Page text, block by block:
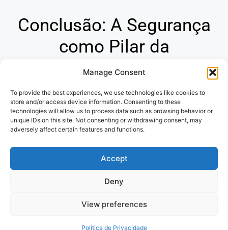
Manage Consent
To provide the best experiences, we use technologies like cookies to
store and/or access device information. Consenting to these
technologies will allow us to process data such as browsing behavior or
unique IDs on this site. Not consenting or withdrawing consent, may
adversely affect certain features and functions.
Accept
Deny
View preferences
Política de Privacidade
Conclusão: A Segurança
como Pilar da
Tranquilidade
Os seguros são ferramentas indispensáveis para
proteger seu futuro financeiro e garantir sua paz de
espírito. Ao compreender a diversidade de opções e os
princípios que regem o mercado de seguros, você
estará apto a tomar decisões conscientes e assegurar a
proteção de seu patrimônio e de seus entes queridos.
Politica de Privacidade